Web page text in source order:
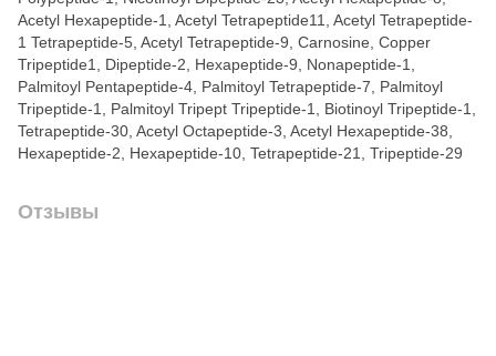
Acetyl Hexapeptide-1, Acetyl Tetrapeptide11, Acetyl Tetrapeptide-
1 Tetrapeptide-5, Acetyl Tetrapeptide-9, Carnosine, Copper
Tripeptide1, Dipeptide-2, Hexapeptide-9, Nonapeptide-1,
Palmitoyl Pentapeptide-4, Palmitoyl Tetrapeptide-7, Palmitoyl
Tripeptide-1, Palmitoyl Tripept Tripeptide-1, Biotinoyl Tripeptide-1,
Tetrapeptide-30, Acetyl Octapeptide-3, Acetyl Hexapeptide-38,
Hexapeptide-2, Hexapeptide-10, Tetrapeptide-21, Tripeptide-29
Отзывы